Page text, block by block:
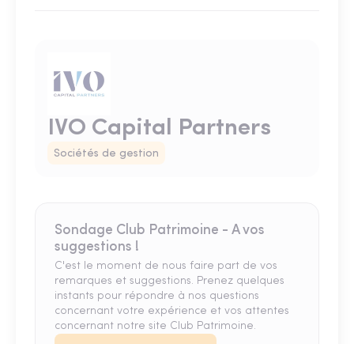
IVO Capital Partners
Sociétés de gestion
Sondage Club Patrimoine - A vos
suggestions !
C'est le moment de nous faire part de vos
remarques et suggestions. Prenez quelques
instants pour répondre à nos questions
concernant votre expérience et vos attentes
concernant notre site Club Patrimoine.